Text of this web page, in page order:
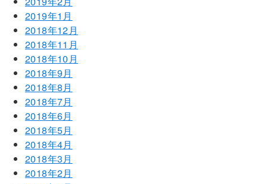
2019年1月
2018年12月
2018年11月
2018年10月
2018年9月
2018年8月
2018年7月
2018年6月
2018年5月
2018年4月
2018年3月
2018年2月